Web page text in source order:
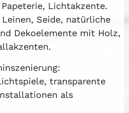
Lichtakzente.
Seide, natürliche
Dekoelemente mit Holz,
transparente
als